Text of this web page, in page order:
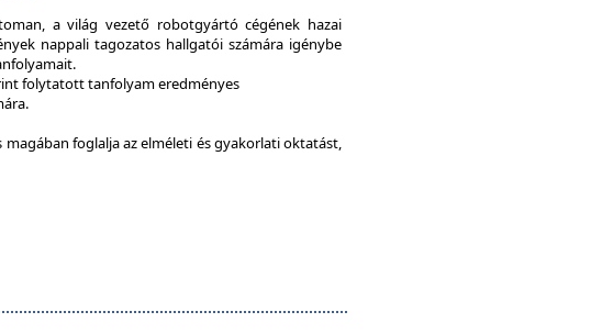
a világ vezető robotgyártó cégének hazai
nappali tagozatos hallgatói számára igénybe
folytatott tanfolyam eredményes
magában foglalja az elméleti és gyakorlati oktatást,